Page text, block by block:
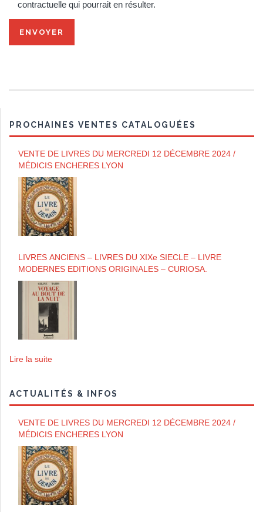
contractuelle qui pourrait en résulter.
PROCHAINES VENTES CATALOGUÉES
VENTE DE LIVRES DU MERCREDI 12 DÉCEMBRE 2024 /
MÉDICIS ENCHERES LYON
LIVRES ANCIENS – LIVRES DU XIXe SIECLE – LIVRE
MODERNES EDITIONS ORIGINALES – CURIOSA.
Lire la suite
ACTUALITÉS & INFOS
VENTE DE LIVRES DU MERCREDI 12 DÉCEMBRE 2024 /
MÉDICIS ENCHERES LYON